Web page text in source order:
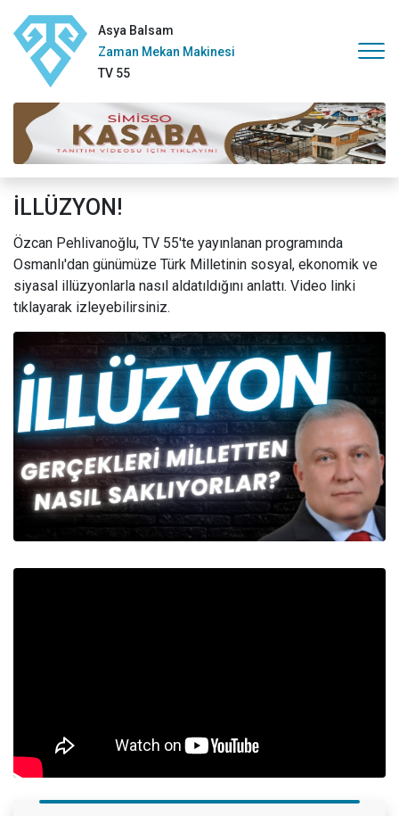
Asya Balsam
Zaman Mekan Makinesi
TV 55
İLLÜZYON!
Özcan Pehlivanoğlu, TV 55'te yayınlanan programında
Osmanlı'dan günümüze Türk Milletinin sosyal, ekonomik ve
siyasal illüzyonlarla nasıl aldatıldığını anlattı. Video linki
tıklayarak izleyebilirsiniz.